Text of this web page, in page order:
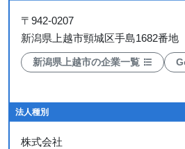
〒 942-0207
新潟県上越市頸城区手島1682番地
新潟県上越市の企業一覧
法人種別
株式会社